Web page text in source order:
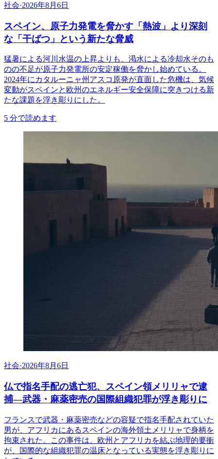
社会·2026年8月6日
スペイン、原子力発電を脅かす「熱波」より深刻
な「干ばつ」という新たな脅威
猛暑による河川水温の上昇よりも、渇水による冷却水そのも
のの不足が原子力発電所の安定稼働を脅かし始めている。
2024年にカタルーニャ州アスコ原発が直面した危機は、気候
変動がスペインと欧州のエネルギー安全保障に突きつける新
たな課題を浮き彫りにした。
5 分で読めます
社会·2026年8月6日
仏で指名手配の逃亡犯、スペイン領メリリャで逮
捕―武器・麻薬密売の国際組織犯罪が浮き彫りに
フランスで武器・麻薬密売などの容疑で指名手配されていた
男が、アフリカにあるスペインの海外領土メリリャで身柄を
拘束された。この事件は、欧州とアフリカを結ぶ地理的要衝
が、国際的な組織犯罪の温床となっている実態を浮き彫りに